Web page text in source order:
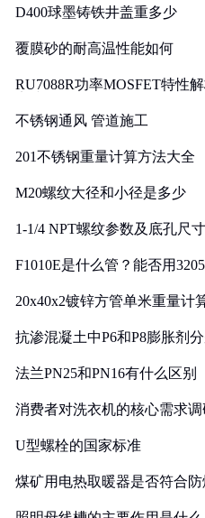
D400球墨铸铁井盖重多少
覆膜砂的耐高温性能如何
RU7088R功率MOSFET特性
不锈钢通风 管道施工
201不锈钢重量计算方法大全
M20螺纹大径和小径是多少
1-1/4 NPT螺纹参数及底孔尺
F1010E是什么管？能否用
20x40x2镀锌方管单米重量计
抗渗混凝土中P6和P8膨胀剂
法兰PN25和PN16有什么区别
消费者对洗衣机的核心需求
U型螺栓的国家标准
煤矿用电热取暖器是否符合